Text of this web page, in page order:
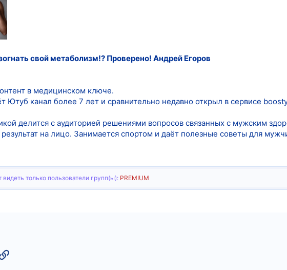
свой метаболизм!? Проверено! Андрей Егоров
в медицинском ключе.
Ютуб канал более 7 лет и сравнительно недавно открыл в сервисе
делится с аудиторией решениями вопросов связанных с мужским
на лицо. Занимается спортом и даёт полезные советы для
только пользователи групп(ы): PREMIUM
почта
Ссылка